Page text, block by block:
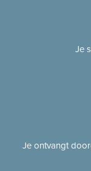
Je
Je ontvangt